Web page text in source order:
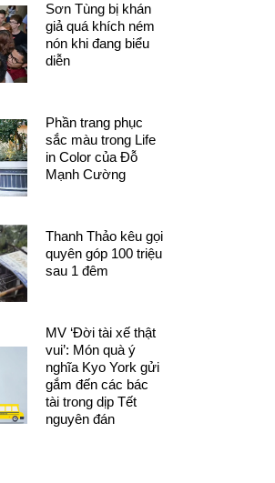
Sơn Tùng bị khán
giả quá khích ném
nón khi đang biểu
diễn
Phần trang phục
sắc màu trong Life
in Color của Đỗ
Mạnh Cường
Thanh Thảo kêu gọi
quyên góp 100 triệu
sau 1 đêm
MV ‘Đời tài xế thật
vui’: Món quà ý
nghĩa Kyo York gửi
gắm đến các bác
tài trong dịp Tết
nguyên đán